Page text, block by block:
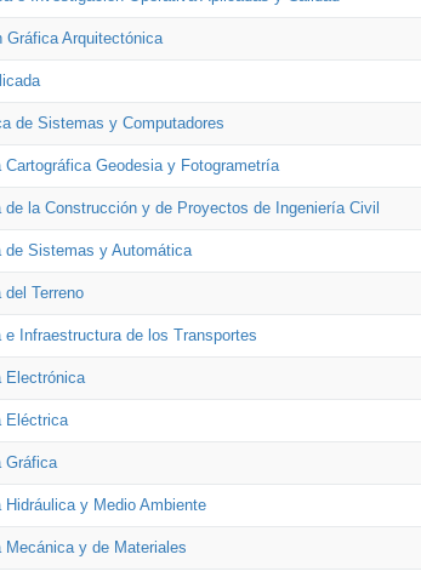
Gráfica Arquitectónica
de Sistemas y Computadores
Cartográfica Geodesia y Fotogrametría
de la Construcción y de Proyectos de Ingeniería Civil
de Sistemas y Automática
del Terreno
e Infraestructura de los Transportes
Electrónica
Eléctrica
Gráfica
Hidráulica y Medio Ambiente
Mecánica y de Materiales